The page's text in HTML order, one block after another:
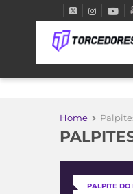
Home
PALPITE DO